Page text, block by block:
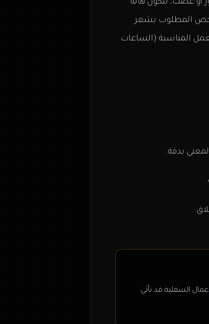
أو غضب، تتكون هالة
المطلوب يشعر
المناسبة (الساعات
بدقة.
السفلية قد تأتي